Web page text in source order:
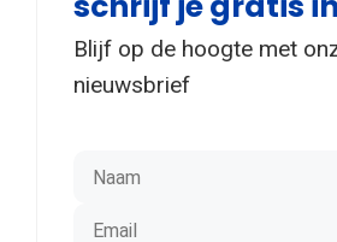
Blijf op de hoogte met
nieuwsbrief